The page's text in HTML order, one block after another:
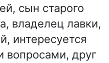
сын старого
владелец лавки,
интересуется
вопросами, друг